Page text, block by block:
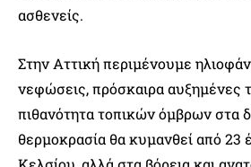
ασθενείς.
Στην Αττική περιμένουμε
νεφώσεις, πρόσκαιρα αυξημένες
πιθανότητα τοπικών όμβρων στα
θερμοκρασία θα κυμανθεί από 23